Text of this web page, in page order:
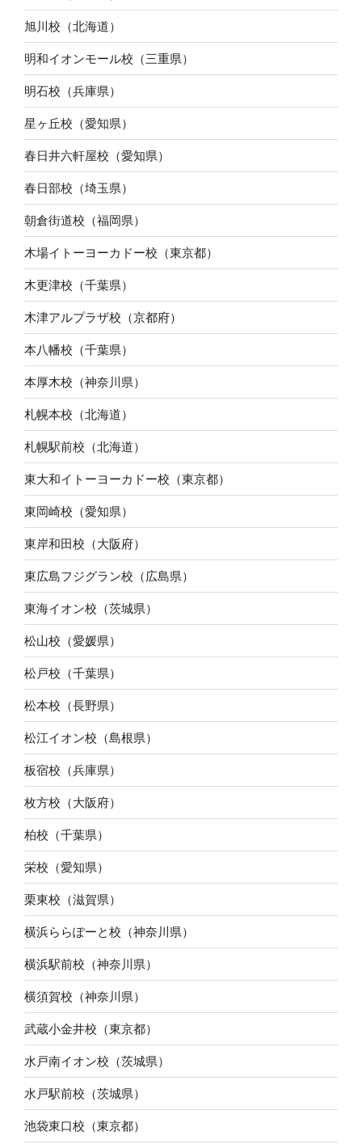
旭川校（北海道）
明和イオンモール校（三重県）
明石校（兵庫県）
星ヶ丘校（愛知県）
春日井六軒屋校（愛知県）
春日部校（埼玉県）
朝倉街道校（福岡県）
木場イトーヨーカドー校（東京都）
木更津校（千葉県）
木津アルプラザ校（京都府）
本八幡校（千葉県）
本厚木校（神奈川県）
札幌本校（北海道）
札幌駅前校（北海道）
東大和イトーヨーカドー校（東京都）
東岡崎校（愛知県）
東岸和田校（大阪府）
東広島フジグラン校（広島県）
東海イオン校（茨城県）
松山校（愛媛県）
松戸校（千葉県）
松本校（長野県）
松江イオン校（島根県）
板宿校（兵庫県）
枚方校（大阪府）
柏校（千葉県）
栄校（愛知県）
栗東校（滋賀県）
横浜ららぽーと校（神奈川県）
横浜駅前校（神奈川県）
横須賀校（神奈川県）
武蔵小金井校（東京都）
水戸南イオン校（茨城県）
水戸駅前校（茨城県）
池袋東口校（東京都）